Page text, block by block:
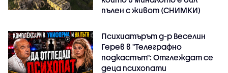
пълен с живот (СНИМКИ)
Психиатърът д-р Веселин
Герев в "Телеграфно
подкастът": Отглеждат се
деца психопати